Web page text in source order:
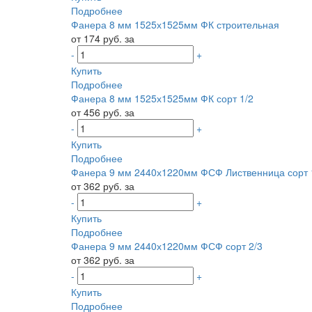
Подробнее
Фанера 8 мм 1525х1525мм ФК строительная
от 174 руб. за
-
+
Купить
Подробнее
Фанера 8 мм 1525х1525мм ФК сорт 1/2
от 456 руб. за
-
+
Купить
Подробнее
Фанера 9 мм 2440х1220мм ФСФ Лиственница сорт
от 362 руб. за
-
+
Купить
Подробнее
Фанера 9 мм 2440х1220мм ФСФ сорт 2/3
от 362 руб. за
-
+
Купить
Подробнее